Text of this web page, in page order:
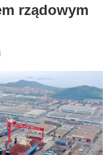
rządowym